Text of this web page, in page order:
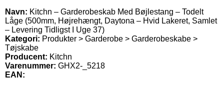
Navn: Kitchn – Garderobeskab Med Bøjlestang – Todelt
Låge (500mm, Højrehængt, Daytona – Hvid Lakeret, Samlet
– Levering Tidligst I Uge 37)
Kategori: Produkter > Garderobe > Garderobeskabe >
Tøjskabe
Producent: Kitchn
Varenummer: GHX2-_5218
EAN: